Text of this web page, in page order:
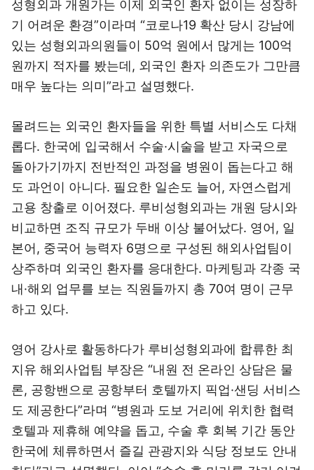
성형외과 개원가는 이제 외국인 환자 없이는 성장하
기 어려운 환경”이라며 “코로나19 확산 당시 강남에
있는 성형외과의원들이 50억 원에서 많게는 100억
원까지 적자를 봤는데, 외국인 환자 의존도가 그만큼
매우 높다는 의미”라고 설명했다.
몰려드는 외국인 환자들을 위한 특별 서비스도 다채
롭다. 한국에 입국해서 수술·시술을 받고 자국으로
돌아가기까지 전반적인 과정을 병원이 돕는다고 해
도 과언이 아니다. 필요한 일손도 늘어, 자연스럽게
고용 창출로 이어졌다. 루비성형외과는 개원 당시와
비교하면 조직 규모가 두배 이상 불어났다. 영어, 일
본어, 중국어 능력자 6명으로 구성된 해외사업팀이
상주하며 외국인 환자를 응대한다. 마케팅과 각종 국
내·해외 업무를 보는 직원들까지 총 70여 명이 근무
하고 있다.
영어 강사로 활동하다가 루비성형외과에 합류한 최
지유 해외사업팀 부장은 “내원 전 온라인 상담은 물
론, 공항밴으로 공항부터 호텔까지 픽업·샌딩 서비스
도 제공한다”라며 “병원과 도보 거리에 위치한 협력
호텔과 제휴해 예약을 돕고, 수술 후 회복 기간 동안
한국에 체류하면서 즐길 관광지와 식당 정보도 안내